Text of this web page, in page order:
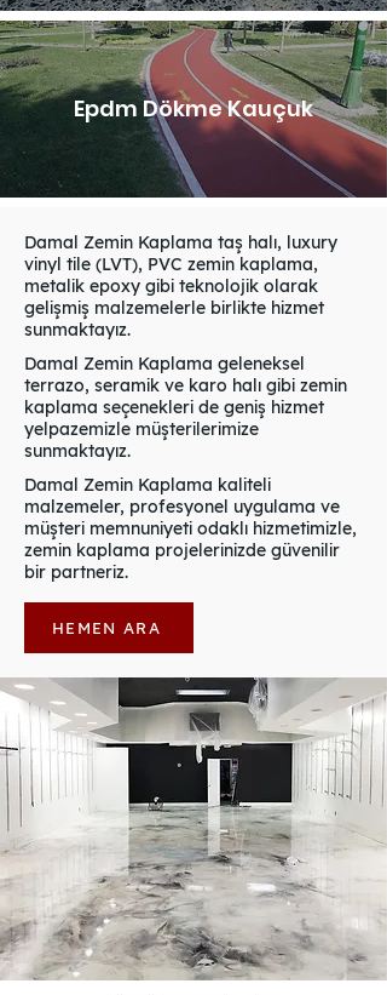
Epdm Dökme Kauçuk
Damal Zemin Kaplama taş halı, luxury
vinyl tile (LVT), PVC zemin kaplama,
metalik epoxy gibi teknolojik olarak
gelişmiş malzemelerle birlikte hizmet
sunmaktayız.
Damal Zemin Kaplama geleneksel
terrazo, seramik ve karo halı gibi zemin
kaplama seçenekleri de geniş hizmet
yelpazemizle müşterilerimize
sunmaktayız.
Damal Zemin Kaplama kaliteli
malzemeler, profesyonel uygulama ve
müşteri memnuniyeti odaklı hizmetimizle,
zemin kaplama projelerinizde güvenilir
bir partneriz.
HEMEN ARA